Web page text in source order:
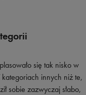
się tak nisko w
innych niż te,
sobie zazwyczaj słabo,